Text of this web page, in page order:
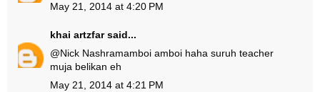
May 21, 2014 at 4:20 PM
khai artzfarsaid...
@Nick Nashramamboi amboi haha suruh teacher
muja belikan eh
May 21, 2014 at 4:21 PM